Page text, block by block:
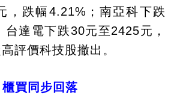
，跌幅4.21%；南亞科下跌
達電下跌30元至2425元，
評價科技股撤出。
買同步回落